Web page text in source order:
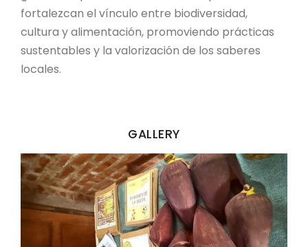
fortalezcan el vínculo entre biodiversidad,
cultura y alimentación, promoviendo prácticas
sustentables y la valorización de los saberes
locales.
GALLERY